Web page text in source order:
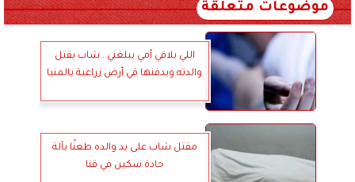
موضوعات متعلقة
اللي يلاقي أمي يبلغني.. شاب يقتل
والدته ويدفنها في أرض زراعية بالمنيا
مقتل شاب على يد والده طعنًا بآلة
حادة سكين في قنا